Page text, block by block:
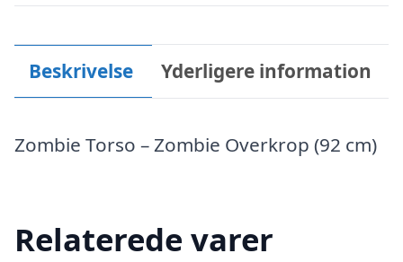
Beskrivelse Yderligere information
Zombie Torso – Zombie Overkrop (92 cm)
Relaterede varer